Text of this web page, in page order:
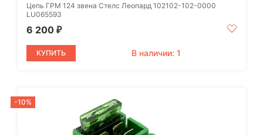
Цепь ГРМ 124 звена Стелс Леопард 102102-102-0000
LU065593
6 200 ₽
КУПИТЬ В наличии: 1
-10%